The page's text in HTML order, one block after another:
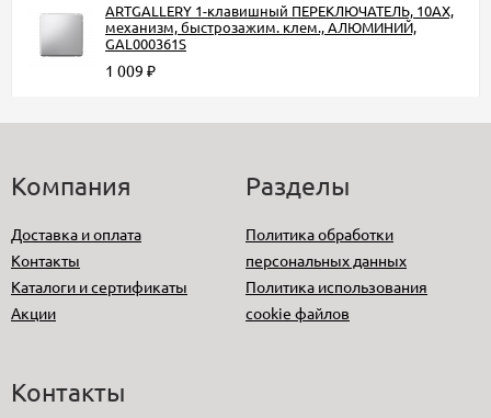
ARTGALLERY 1-клавишный ПЕРЕКЛЮЧАТЕЛЬ, 10АХ,
механизм, быстрозажим. клем., АЛЮМИНИЙ,
GAL000361S
1 009 ₽
Компания
Доставка и оплата
Контакты
Каталоги и сертификаты
Акции
Разделы
Политика обработки
персональных данных
Политика использования
cookie файлов
Контакты